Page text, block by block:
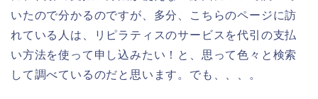
いたので分かるのですが、多分、こちらのページに訪
れている人は、リピラティスのサービスを代引の支払
い方法を使って申し込みたい！と、思って色々と検索
して調べているのだと思います。でも、、、。